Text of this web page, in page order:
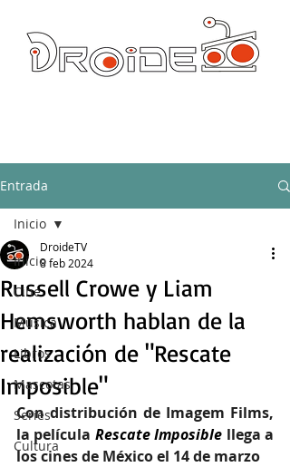
Entrada
Inicio
Cine
Música
Libros
Mascotas
Series
Cultura
Inicio
Russell Crowe y Liam
Hemsworth hablan de la
realización de "Rescate
Imposible"
DroideTV
8 feb 2024
Con distribución de Imagem Films,
la película Rescate Imposible llega a
los cines de México el 14 de marzo